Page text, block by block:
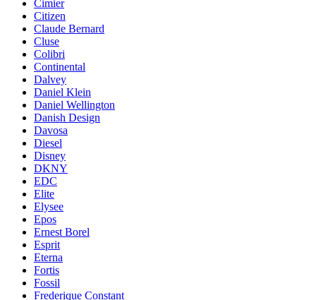
Cimier
Citizen
Claude Bernard
Cluse
Colibri
Continental
Dalvey
Daniel Klein
Daniel Wellington
Danish Design
Davosa
Diesel
Disney
DKNY
EDC
Elite
Elysee
Epos
Ernest Borel
Esprit
Eterna
Fortis
Fossil
Frederique Constant